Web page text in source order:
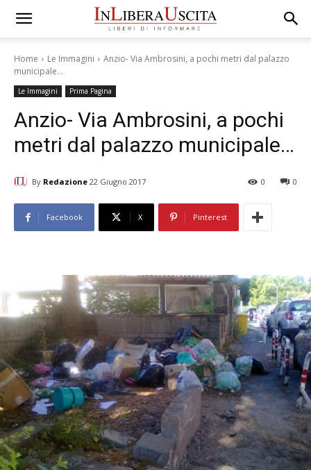
Home Le Immagini
Anzio- Via Ambrosini, a pochi metri dal palazzo
municipale...
Le Immagini Prima Pagina
Anzio- Via Ambrosini, a pochi
metri dal palazzo municipale…
By Redazione 22 Giugno 2017 0
0
Facebook X Pinterest